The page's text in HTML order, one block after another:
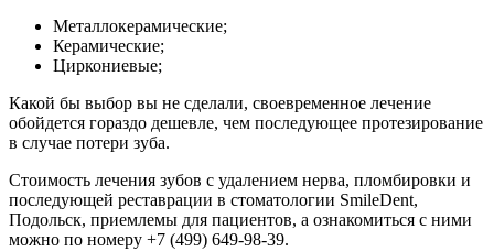
Металлокерамические;
Керамические;
Циркониевые;
Какой бы выбор вы не сделали, своевременное лечение
обойдется гораздо дешевле, чем последующее протезирование
в случае потери зуба.
Стоимость лечения зубов с удалением нерва, пломбировки и
последующей реставрации в стоматологии SmileDent,
Подольск, приемлемы для пациентов, а ознакомиться с ними
можно по номеру +7 (499) 649-98-39.